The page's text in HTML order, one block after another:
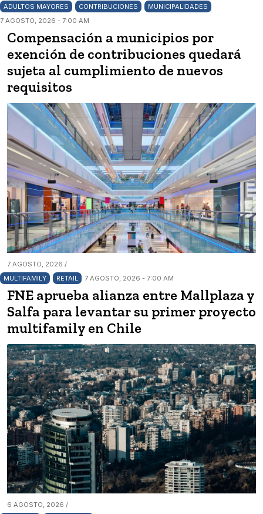
ADULTOS MAYORES
CONTRIBUCIONES
MUNICIPALIDADES
7 AGOSTO, 2026 - 7:00 AM
Compensación a municipios por
exención de contribuciones quedará
sujeta al cumplimiento de nuevos
requisitos
7 AGOSTO, 2026 /
MULTIFAMILY
RETAIL 7 AGOSTO, 2026 - 7:00 AM
FNE aprueba alianza entre Mallplaza y
Salfa para levantar su primer proyecto
multifamily en Chile
6 AGOSTO, 2026 /